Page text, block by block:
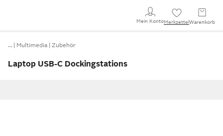
Mein KontoMerkzettel Warenkorb
… Multimedia Zubehör
Laptop USB-C Dockingstations